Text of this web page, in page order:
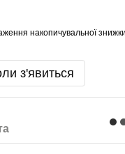
накопичувальної знижки
з'явиться